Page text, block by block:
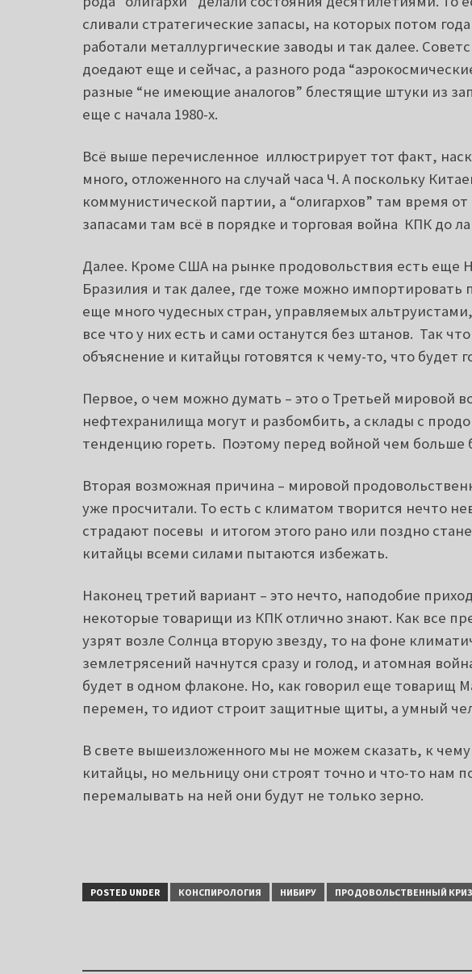
сливали стратегические запасы, на которых потом
работали металлургические заводы и так далее.
доедают еще и сейчас, а разного рода
разные “не имеющие аналогов” блестящие штуки из
еще с начала 1980-х.
Всё выше перечисленное иллюстрирует тот факт,
много, отложенного на случай часа Ч. А поскольку
коммунистической партии, а “олигархов” там время
запасами там всё в порядке и торговая война КПК до
Далее. Кроме США на рынке продовольствия есть еще
Бразилия и так далее, где тоже можно импортировать
еще много чудесных стран, управляемых
все что у них есть и сами останутся без штанов. Так
объяснение и китайцы готовятся к чему-то, что будет
Первое, о чем можно думать – это о Третьей мировой
нефтехранилища могут и разбомбить, а склады с
тенденцию гореть. Поэтому перед войной чем больше
Вторая возможная причина – мировой
уже просчитали. То есть с климатом творится нечто
страдают посевы и итогом этого рано или поздно
китайцы всеми силами пытаются избежать.
Наконец третий вариант – это нечто, наподобие
некоторые товарищи из КПК отлично знают. Как все
узрят возле Солнца вторую звезду, то на фоне
землетрясений начнутся сразу и голод, и атомная
будет в одном флаконе. Но, как говорил еще товарищ
перемен, то идиот строит защитные щиты, а умный
В свете вышеизложенного мы не можем сказать, к чему
китайцы, но мельницу они строят точно и что-то нам
перемалывать на ней они будут не только зерно.
POSTED UNDER КОНСПИРОЛОГИЯ НИБИРУ ПРОДОВОЛЬСТВЕННЫЙ